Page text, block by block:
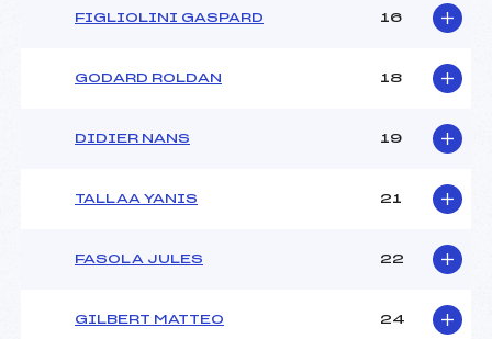
FIGLIOLINI GASPARD 16
GODARD ROLDAN 18
DIDIER NANS 19
TALLAA YANIS 21
FASOLA JULES 22
GILBERT MATTEO 24